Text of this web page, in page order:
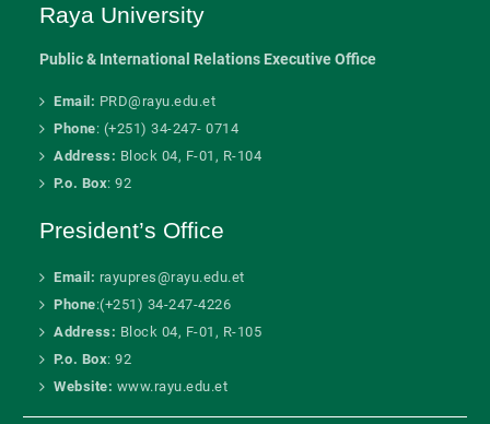
Raya University
Public & International Relations Executive Office
Email: PRD@rayu.edu.et
Phone: (+251) 34-247- 0714
Address: Block 04, F-01, R-104
P.o. Box: 92
President’s Office
Email: rayupres@rayu.edu.et
Phone:(+251) 34-247-4226
Address: Block 04, F-01, R-105
P.o. Box: 92
Website: www.rayu.edu.et